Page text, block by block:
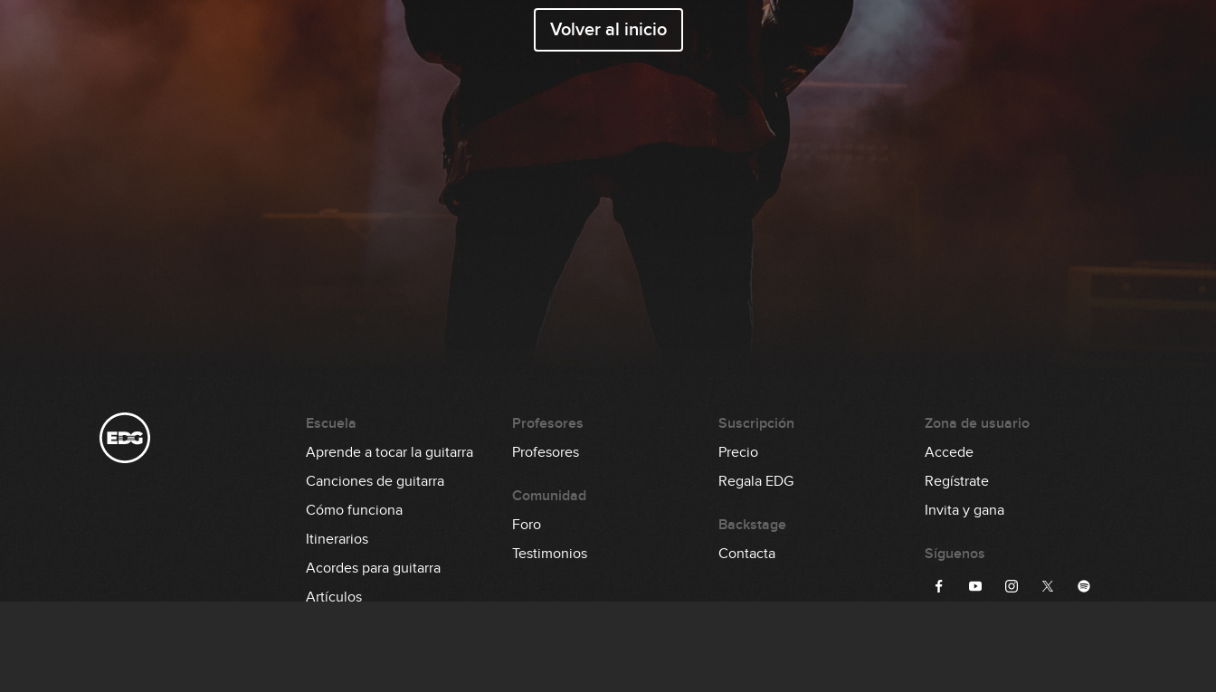
Volver al inicio
Escuela
Aprende a tocar la guitarra
Canciones de guitarra
Cómo funciona
Itinerarios
Acordes para guitarra
Artículos
Profesores
Profesores
Comunidad
Foro
Testimonios
Suscripción
Precio
Regala EDG
Backstage
Contacta
Zona de usuario
Accede
Regístrate
Invita y gana
Síguenos